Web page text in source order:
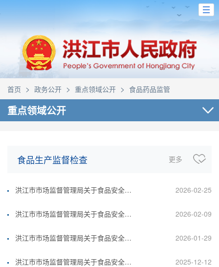
首页 > 政务公开 > 重点领域公开 > 食品药品监管
重点领域公开
食品生产监督检查 更多
洪江市市场监督管理局关于食品安全监督抽检4批次不合格食品风险控制和核查处置完成情况的公示(2026.2.25) 2026-02-25
洪江市市场监督管理局关于食品安全监督抽检2批次不合格食品风险控制和核查处置完成情况的公示(2026.2.9) 2026-02-09
洪江市市场监督管理局关于食品安全监督抽检7批次不合格食品风险控制和核查处置完成情况的公示(2026.1.29) 2026-01-29
洪江市市场监督管理局关于食品安全监督抽检1批次不合格食品风险控制和核查处置完成情况的公示(2025.12.12) 2025-12-12